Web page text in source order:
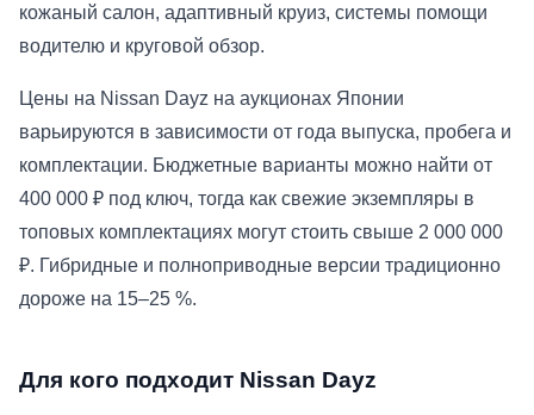
кожаный салон, адаптивный круиз, системы помощи
водителю и круговой обзор.
Цены на Nissan Dayz на аукционах Японии
варьируются в зависимости от года выпуска, пробега и
комплектации. Бюджетные варианты можно найти от
400 000 ₽ под ключ, тогда как свежие экземпляры в
топовых комплектациях могут стоить свыше 2 000 000
₽. Гибридные и полноприводные версии традиционно
дороже на 15–25 %.
Для кого подходит Nissan Dayz